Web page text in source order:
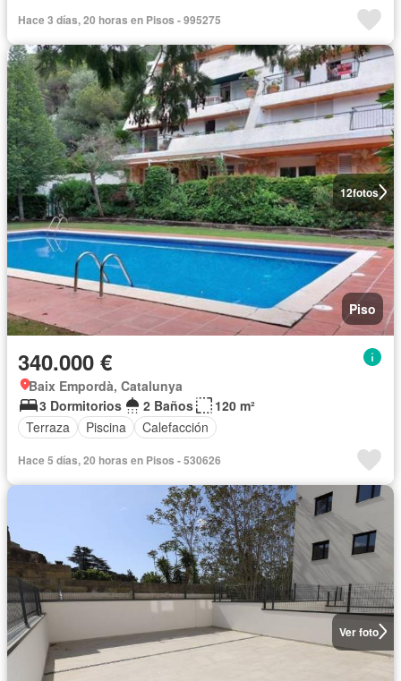
Hace 3 días, 20 horas en Pisos - 995275
12fotos
Piso
340.000 €
Baix Empordà, Catalunya
3 Dormitorios
2 Baños
120 m²
Terraza
Piscina Calefacción
Hace 5 días, 20 horas en Pisos - 530626
Ver foto